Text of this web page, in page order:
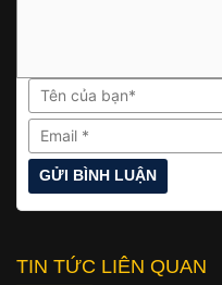
TIN TỨC LIÊN QUAN